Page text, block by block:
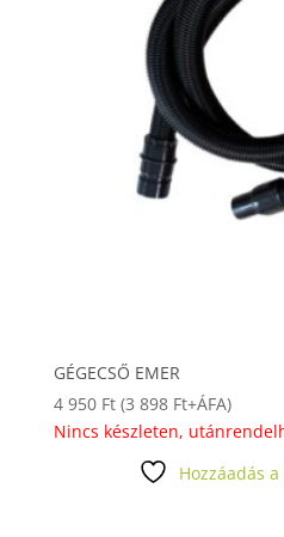
GÉGECSŐ EMER
4 950 Ft (3 898 Ft+ÁFA)
Nincs készleten,
Hozzáadás